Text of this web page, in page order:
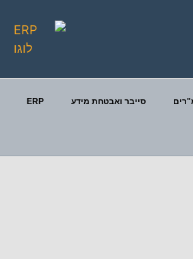
סייבר ואבטחת מידע ERP